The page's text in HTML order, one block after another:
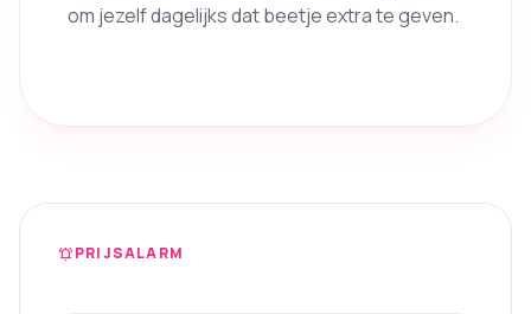
om jezelf dagelijks dat beetje extra te geven.
notifications_activePRIJSALARM